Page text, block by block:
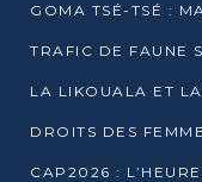
CAP2026 :